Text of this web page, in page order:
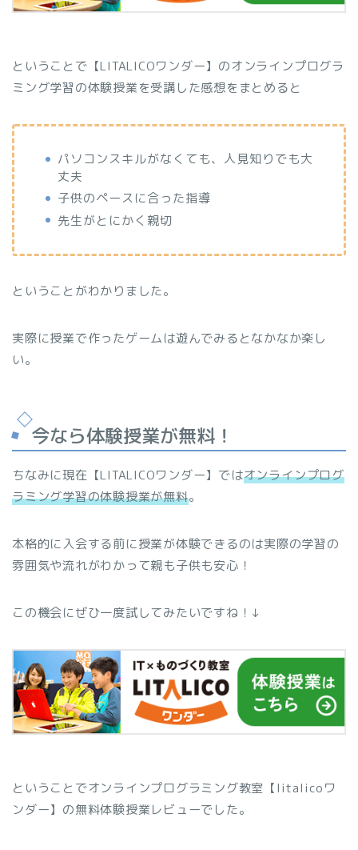
ということで【LITALICOワンダー】のオンラインプログラ
ミング学習の体験授業を受講した感想をまとめると
パソコンスキルがなくても、人見知りでも大
丈夫
子供のペースに合った指導
先生がとにかく親切
ということがわかりました。
実際に授業で作ったゲームは遊んでみるとなかなか楽し
い。
今なら体験授業が無料！
ちなみに現在【LITALICOワンダー】ではオンラインプログ
ラミング学習の体験授業が無料。
本格的に入会する前に授業が体験できるのは実際の学習の
雰囲気や流れがわかって親も子供も安心！
この機会にぜひ一度試してみたいですね！↓
ということでオンラインプログラミング教室【litalicoワ
ンダー】の無料体験授業レビューでした。